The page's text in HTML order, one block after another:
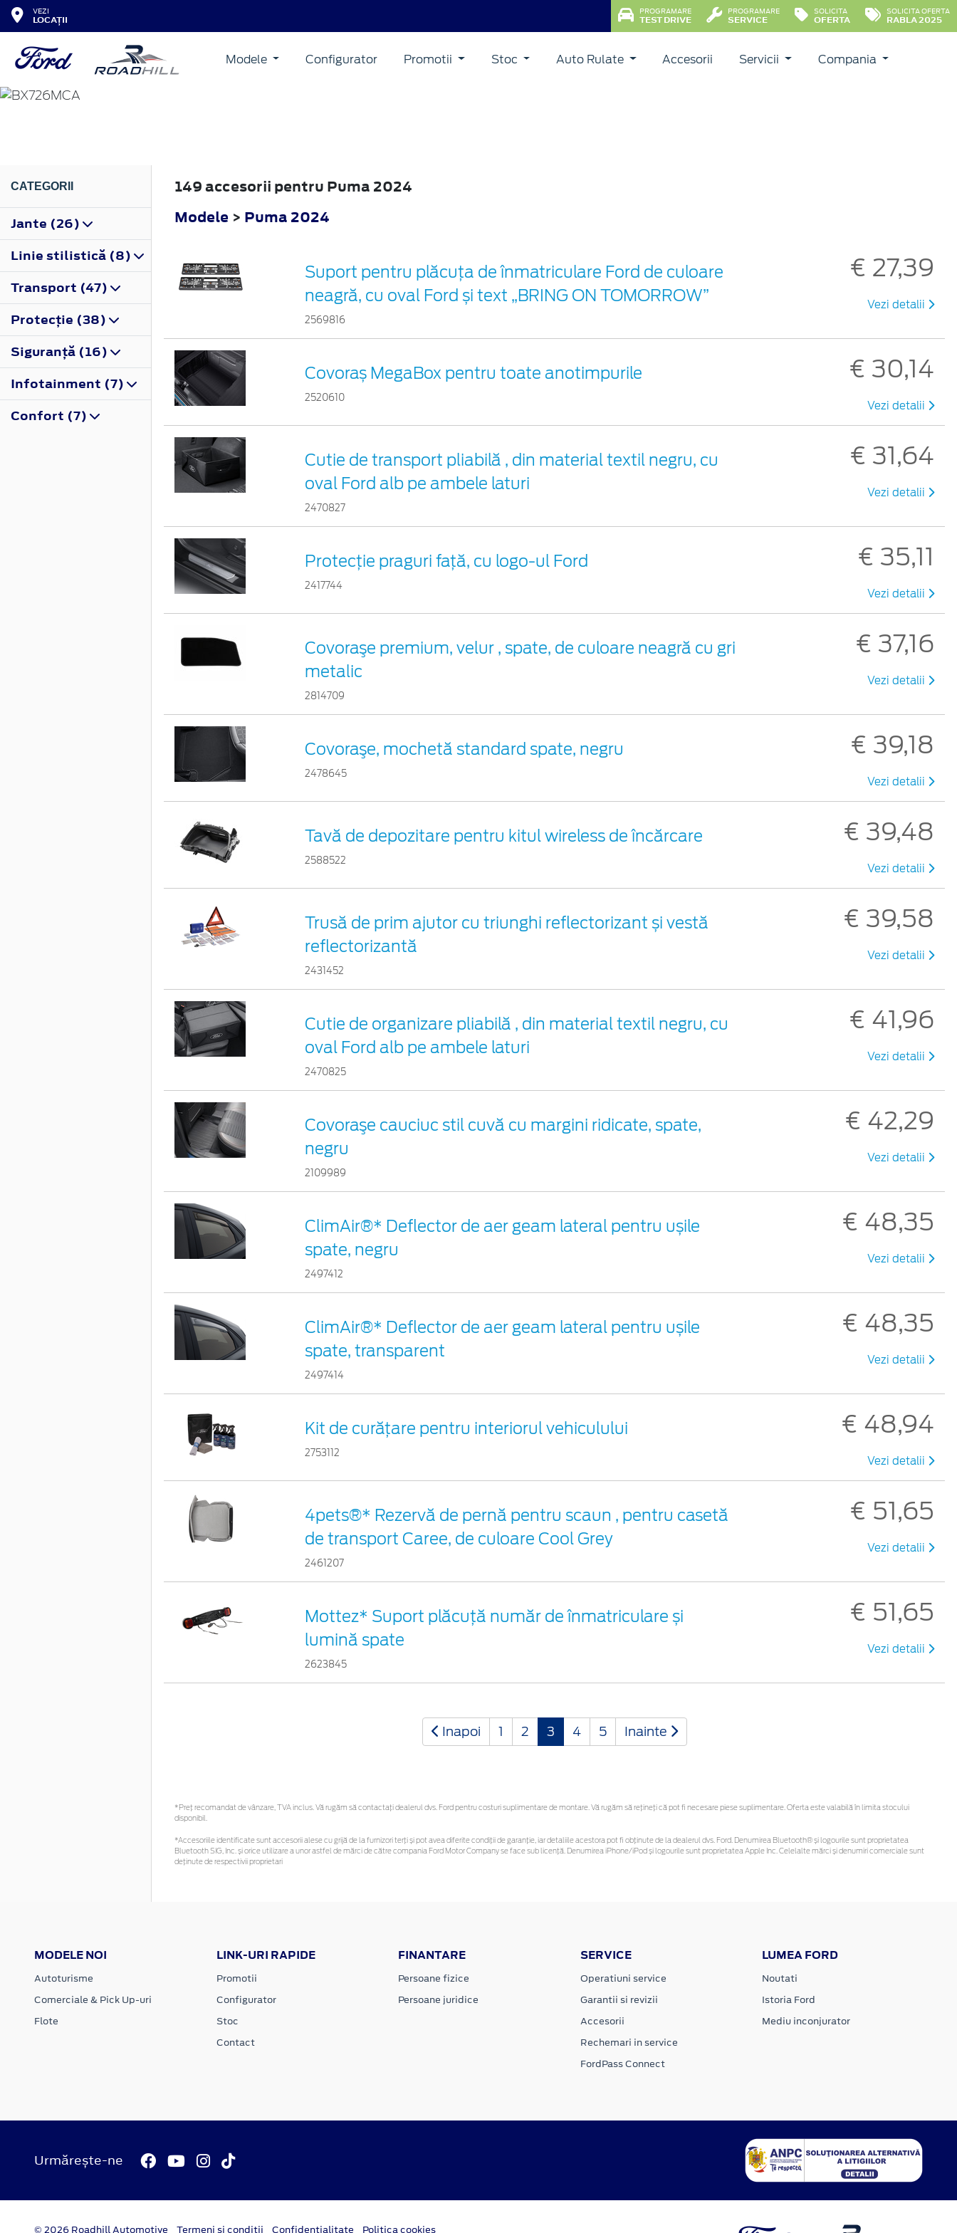
VEZI
LOCAȚII
PROGRAMARE
TEST DRIVE
PROGRAMARE
SERVICE
SOLICITA
OFERTA
SOLICITA OFERTA
RABLA 2025
Modele Configurator Promotii Stoc Auto Rulate Accesorii Servicii Compania
PUMA
CATEGORII
Jante (26)
Linie stilistică (8)
Transport (47)
Protecţie (38)
Siguranţă (16)
Infotainment (7)
Confort (7)
149 accesorii pentru Puma 2024
Modele > Puma 2024
Suport pentru plăcuța de înmatriculare Ford de culoare
neagră, cu oval Ford și text „BRING ON TOMORROW”
2569816
€ 27,39
Vezi detalii
Covoraș MegaBox pentru toate anotimpurile
2520610
€ 30,14
Vezi detalii
Cutie de transport pliabilă , din material textil negru, cu
oval Ford alb pe ambele laturi
2470827
€ 31,64
Vezi detalii
Protecţie praguri faţă, cu logo-ul Ford
2417744
€ 35,11
Vezi detalii
Covoraşe premium, velur , spate, de culoare neagră cu gri
metalic
2814709
€ 37,16
Vezi detalii
Covoraşe, mochetă standard spate, negru
2478645
€ 39,18
Vezi detalii
Tavă de depozitare pentru kitul wireless de încărcare
2588522
€ 39,48
Vezi detalii
Trusă de prim ajutor cu triunghi reflectorizant și vestă
reflectorizantă
2431452
€ 39,58
Vezi detalii
Cutie de organizare pliabilă , din material textil negru, cu
oval Ford alb pe ambele laturi
2470825
€ 41,96
Vezi detalii
Covoraşe cauciuc stil cuvă cu margini ridicate, spate,
negru
2109989
€ 42,29
Vezi detalii
ClimAir®* Deflector de aer geam lateral pentru ușile
spate, negru
2497412
€ 48,35
Vezi detalii
ClimAir®* Deflector de aer geam lateral pentru ușile
spate, transparent
2497414
€ 48,35
Vezi detalii
Kit de curățare pentru interiorul vehiculului
2753112
€ 48,94
Vezi detalii
4pets®* Rezervă de pernă pentru scaun , pentru casetă
de transport Caree, de culoare Cool Grey
2461207
€ 51,65
Vezi detalii
Mottez* Suport plăcuță număr de înmatriculare și
lumină spate
2623845
€ 51,65
Vezi detalii
Inapoi 1 2 3 4 5 Inainte
*Preţ recomandat de vânzare, TVA inclus. Vă rugăm să contactaţi dealerul dvs. Ford pentru costuri suplimentare de montare. Vă rugăm să rețineți că pot fi necesare piese suplimentare. Oferta este valabilă în limita stocului
disponibil.
*Accesoriile identificate sunt accesorii alese cu grijă de la furnizori terți și pot avea diferite condiții de garanție, iar detaliile acestora pot fi obținute de la dealerul dvs. Ford. Denumirea Bluetooth® și logourile sunt proprietatea
Bluetooth SIG, Inc. și orice utilizare a unor astfel de mărci de către compania Ford Motor Company se face sub licență. Denumirea iPhone/iPod și logourile sunt proprietatea Apple Inc. Celelalte mărci și denumiri comerciale sunt
deținute de respectivii proprietari
MODELE NOI
Autoturisme
Comerciale & Pick Up-uri
Flote
LINK-URI RAPIDE
Promotii
Configurator
Stoc
Contact
FINANTARE
Persoane fizice
Persoane juridice
SERVICE
Operatiuni service
Garantii si revizii
Accesorii
Rechemari in service
FordPass Connect
LUMEA FORD
Noutati
Istoria Ford
Mediu inconjurator
Urmărește-ne
© 2026 Roadhill Automotive Termeni si conditii Confidentialitate Politica cookies